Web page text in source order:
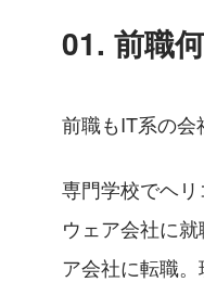
01. 前職
前職もIT系の会
専門学校でヘ
ウェア会社に
ア会社に転職